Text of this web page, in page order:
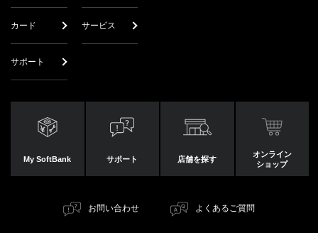
カード サービス
サポート
My SoftBank サポート 店舗を探す
オンライン
ショップ
お問い合わせ よくあるご質問